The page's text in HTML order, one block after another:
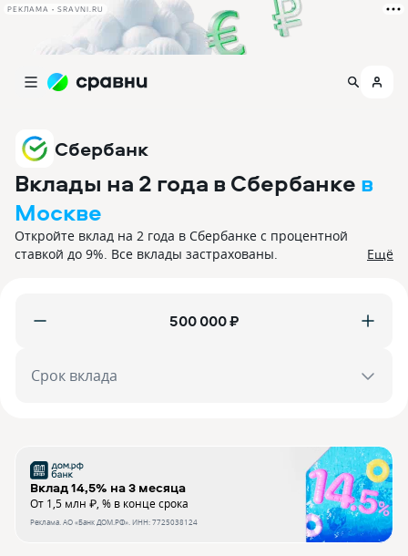
РЕКЛАМА • SRAVNI.RU
Сбербанк
Вклады на 2 года в Сбербанке в
Москве
Откройте вклад на 2 года в Сбербанке с процентной
ставкой до 9%. Все вклады застрахованы.
Ещё
₽
Срок вклада
Вклад 14,5% на 3 месяца
От 1,5 млн ₽, % в конце срока
Реклама. АО «Банк ДОМ.РФ». ИНН: 7725038124